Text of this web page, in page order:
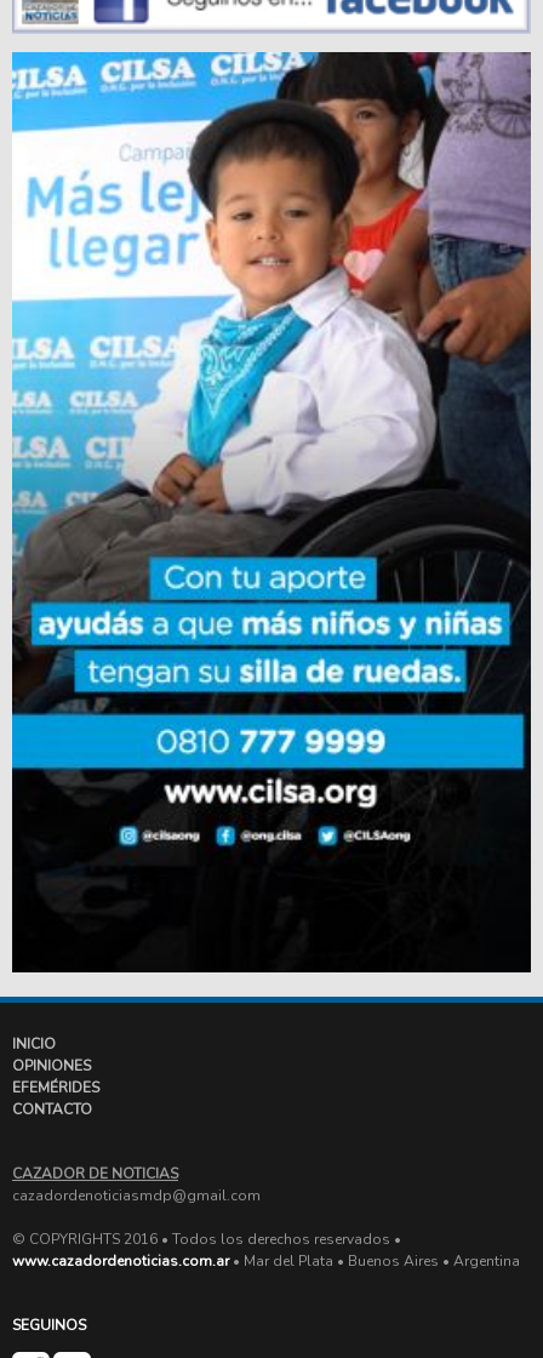
INICIO
OPINIONES
EFEMÉRIDES
CONTACTO
CAZADOR DE NOTICIAS
cazadordenoticiasmdp@gmail.com
© COPYRIGHTS 2016 • Todos los derechos reservados •
www.cazadordenoticias.com.ar• Mar del Plata • Buenos Aires • Argentina
SEGUINOS